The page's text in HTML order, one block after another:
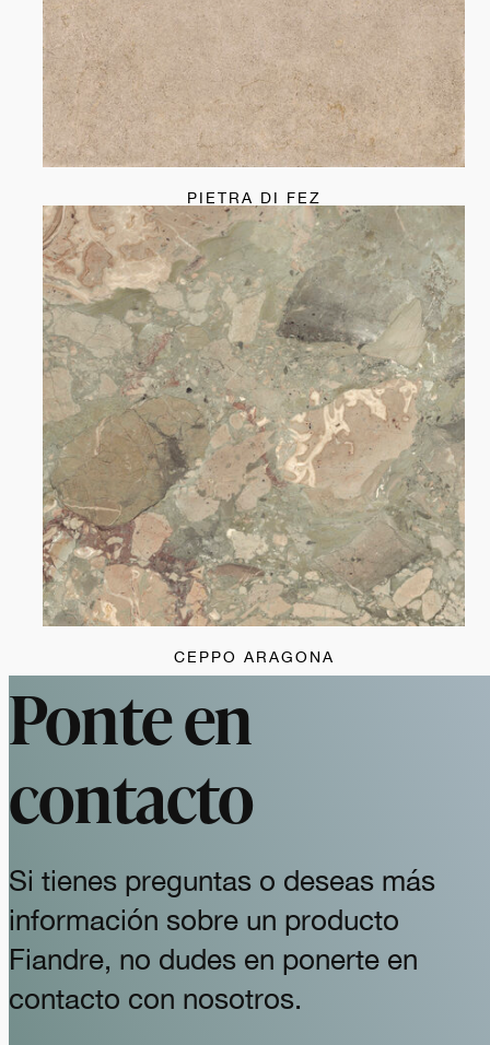
PIETRA DI FEZ
CEPPO ARAGONA
Ponte en
contacto
Si tienes preguntas o deseas más
información sobre un producto
Fiandre, no dudes en ponerte en
contacto con nosotros.